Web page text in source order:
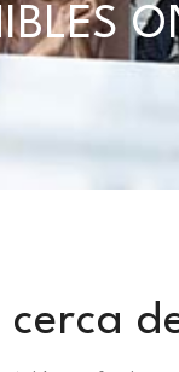
cerca